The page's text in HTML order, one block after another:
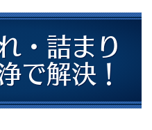
・詰まり
で解決！